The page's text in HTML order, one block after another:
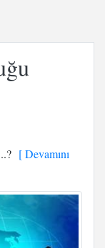
[ Devamını